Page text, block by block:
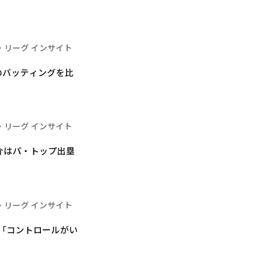
リーグ インサイト
ッティングを比
リーグ インサイト
パ・トップ出塁
リーグ インサイト
コントロールがい